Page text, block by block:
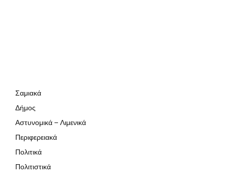
Σαμιακά
Δήμος
Αστυνομικά – Λιμενικά
Περιφερειακά
Πολιτικά
Πολιτιστικά